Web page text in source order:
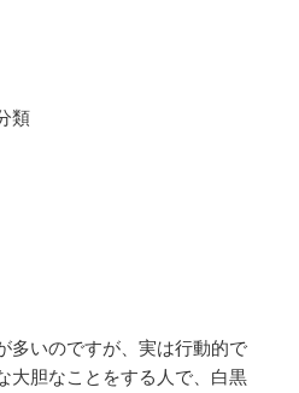
類
多いのですが、実は行動的で
大胆なことをする人で、白黒